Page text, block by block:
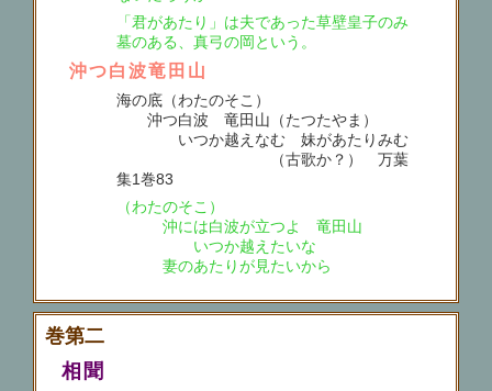
「君があたり」は夫であった草壁皇子のみ
墓のある、真弓の岡という。
沖つ白波竜田山
海の底（わたのそこ）
沖つ白波 竜田山（たつたやま）
いつか越えなむ 妹があたりみむ
（古歌か？） 万葉
集1巻83
（わたのそこ）
沖には白波が立つよ 竜田山
いつか越えたいな
妻のあたりが見たいから
巻第二
相聞